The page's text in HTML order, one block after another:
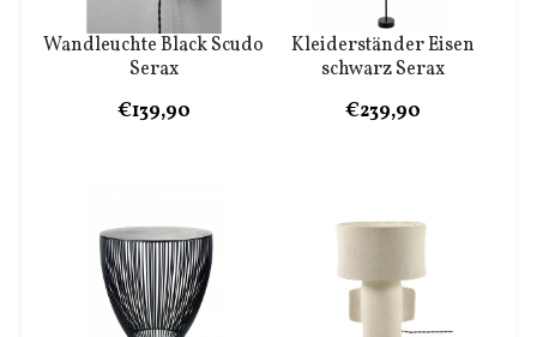
Wandleuchte Black Scudo
Serax
€139,90
Kleiderständer Eisen
schwarz Serax
€239,90